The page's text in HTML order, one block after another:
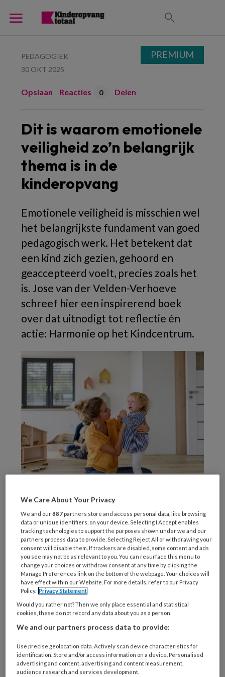
PEDAGOGIEK
30 OKT 2025
Opslaan Reacties 0 Delen
Dit is waarom emotionele
veiligheid zo’n belangrijk
thema is in de
kinderopvang
Emotionele veiligheid is misschien wel
het belangrijkste fundament van goed
pedagogisch werk. Het betekent dat
een kind zich gezien, gehoord en
geaccepteerd voelt, precies zoals het
is. Jose van der Velden-Verhoeve
schreef hier een inspirerend boek
over dat uitnodigt tot reflectie én
actie: Harmonie op het Kindcentrum.
In
REGISTREREN
Wil je dit artikel lezen?
Maak gratis een account aan en lees 2
artikelen gratis per maand
Al een account of abonnement?Log dan in
Wat
is
PREMIUM
We Care About Your Privacy
We and our887 partners store and access personal data, like browsing
data or unique identifiers, on your device. Selecting I Accept enables
tracking technologies to support the purposes shown under we and our
partners process data to provide. Selecting Reject All or withdrawing your
consent will disable them. If trackers are disabled, some content and ads
you see may not be as relevant to you. You can resurface this menu to
change your choices or withdraw consent at any time by clicking the
Manage Preferences link on the bottom of the webpage. Your choices will
have effect within our Website. For more details, refer to our Privacy
Policy. Privacy Statement
Would you rather not? Then we only place essential and statistical
cookies, these do not record any data about you as a person
We and our partners process data to provide:
Use precise geolocation data. Actively scan device characteristics for
identification. Store and/or access information on a device. Personalised
advertising and content, advertising and content measurement,
audience research and services development.